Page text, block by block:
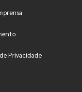
Privacidade